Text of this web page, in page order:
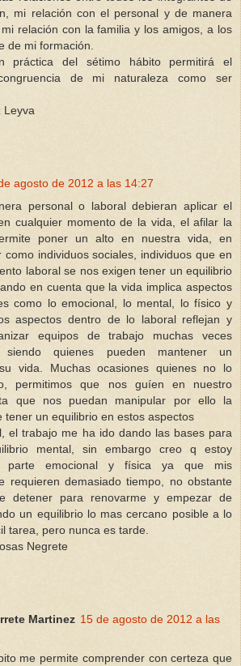
mi relación con el personal y de manera
relación con la familia y los amigos, a los
de mi formación.
práctica del sétimo hábito permitirá el
de mi naturaleza como ser
Leyva
agosto de 2012 a las 14:27
personal o laboral debieran aplicar el
cualquier momento de la vida, el afilar la
poner un alto en nuestra vida, en
como individuos sociales, individuos que en
laboral se nos exigen tener un equilibrio
en cuenta que la vida implica aspectos
como lo emocional, lo mental, lo físico y
aspectos dentro de lo laboral reflejan y
equipos de trabajo muchas veces
siendo quienes pueden mantener un
vida. Muchas ocasiones quienes no lo
permitimos que nos guíen en nuestro
que nos puedan manipular por ello la
tener un equilibrio en estos aspectos
el trabajo me ha ido dando las bases para
mental, sin embargo creo q estoy
parte emocional y física ya que mis
requieren demasiado tiempo, no obstante
detener para renovarme y empezar de
un equilibrio lo mas cercano posible a lo
tarea, pero nunca es tarde.
Negrete
Martinez 15 de agosto de 2012 a las
me permite comprender con certeza que